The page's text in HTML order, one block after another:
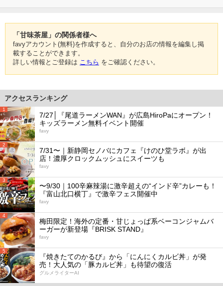
「甘味茶屋」の関係者様へ
favyアカウント(無料)を作成すると、自分のお店の情報を編集し掲
載することができます。
詳しい情報とご登録は こちら をご確認ください。
アクセスランキング
1
7/27│『尾道ラーメンWAN』が広島HiroPaにオープン！
キッズラーメン無料イベント開催
favy
2
7/31〜｜新静岡セノバにカフェ『けのひ堂ラボ』が出
店！濃厚クロックムッシュにスイーツも
favy
3
〜9/30｜100辛麻辣湯に激辛超えの“インド辛”カレーも！
『富山北口横丁』で激辛フェス開催中
favy
4
梅田限定！海外の定番・甘じょっぱ系ベーコンジャムバ
ーガーが新登場『BRISK STAND』
favy
5
『焼きたてのかるび』から「にんにくカルビ丼」が発
売！大人気の「豚カルビ丼」も待望の復活
グルメライターAI